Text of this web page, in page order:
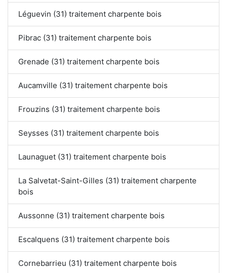
Léguevin (31) traitement charpente bois
Pibrac (31) traitement charpente bois
Grenade (31) traitement charpente bois
Aucamville (31) traitement charpente bois
Frouzins (31) traitement charpente bois
Seysses (31) traitement charpente bois
Launaguet (31) traitement charpente bois
La Salvetat-Saint-Gilles (31) traitement charpente
bois
Aussonne (31) traitement charpente bois
Escalquens (31) traitement charpente bois
Cornebarrieu (31) traitement charpente bois